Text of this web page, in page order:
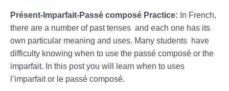
Présent-Imparfait-Passé composé Practice: In French,
there are a number of past tenses and each one has its
own particular meaning and uses. Many students have
difficulty knowing when to use the passé composé or the
imparfait. In this post you will learn when to uses
l’imparfait or le passé composé.